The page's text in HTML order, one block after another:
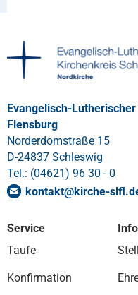
Evangelisch-
Flensburg
Norderdomstraße 15
D-24837 Schleswig
Tel.: (04621) 96 30 - 0
kontakt@kirche-slfl.
Service
Taufe
Konfirmation